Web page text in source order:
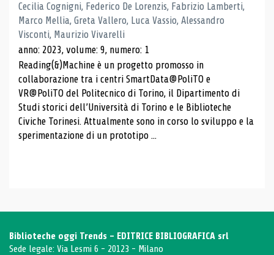
Cecilia Cognigni, Federico De Lorenzis, Fabrizio Lamberti,
Marco Mellia, Greta Vallero, Luca Vassio, Alessandro
Visconti, Maurizio Vivarelli
anno: 2023, volume: 9, numero: 1
Reading(&)Machine è un progetto promosso in
collaborazione tra i centri SmartData@PoliTO e
VR@PoliTO del Politecnico di Torino, il Dipartimento di
Studi storici dell’Università di Torino e le Biblioteche
Civiche Torinesi. Attualmente sono in corso lo sviluppo e la
sperimentazione di un prototipo ...
Biblioteche oggi Trends - EDITRICE BIBLIOGRAFICA srl
Sede legale: Via Lesmi 6 - 20123 - Milano